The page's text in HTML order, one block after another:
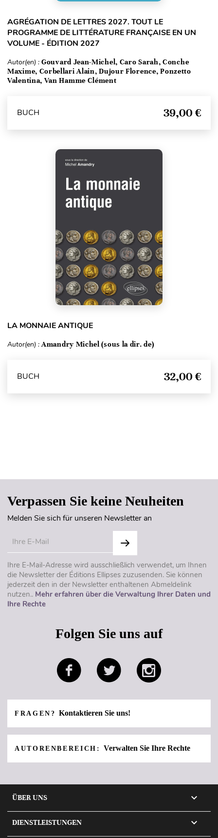
AGRÉGATION DE LETTRES 2027. TOUT LE
PROGRAMME DE LITTÉRATURE FRANÇAISE EN UN
VOLUME - ÉDITION 2027
Autor(en) : Gouvard Jean-Michel, Caro Sarah, Conche
Maxime, Corbellari Alain, Dujour Florence, Ponzetto
Valentina, Van Hamme Clément
BUCH 39,00 €
LA MONNAIE ANTIQUE
Autor(en) :Amandry Michel (sous la dir. de)
BUCH 32,00 €
Verpassen Sie keine Neuheiten
Melden Sie sich für unseren Newsletter an
Ihre E-Mail-Adresse wird ausschließlich verwendet, um Ihnen
die Newsletter der Éditions Ellipses zuzusenden. Sie können
jederzeit den in der Newsletter enthaltenen Abmeldelink
nutzen.. Mehr erfahren über die Verwaltung Ihrer Daten und
Ihre Rechte
Folgen Sie uns auf
FRAGEN? Kontaktieren Sie uns!
AUTORENBEREICH: Verwalten Sie Ihre Rechte
ÜBER UNS 
DIENSTLEISTUNGEN 